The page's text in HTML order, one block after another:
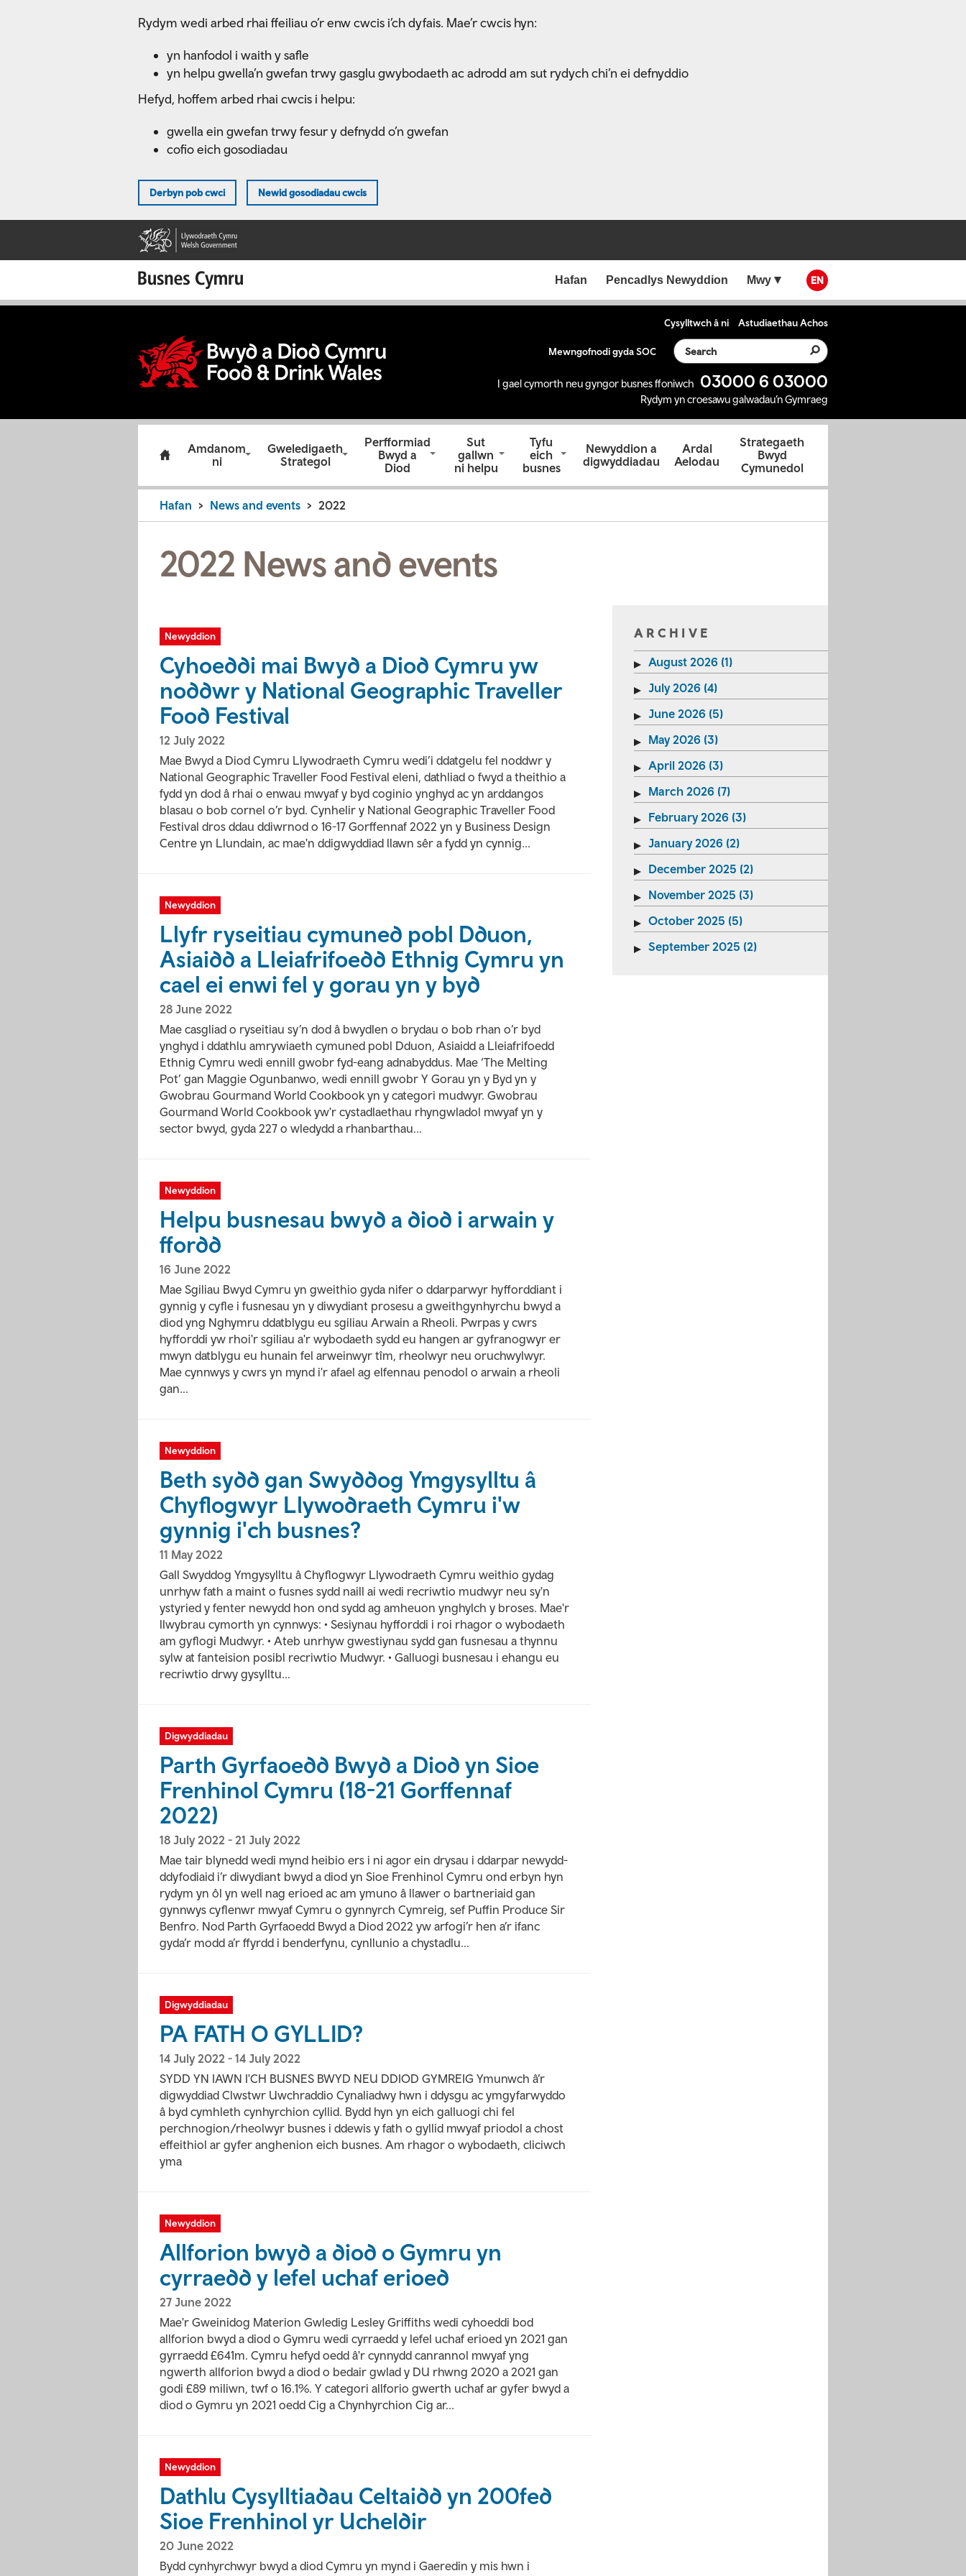
Rydym wedi arbed rhai ffeiliau o’r enw cwcis i’ch dyfais. Mae’r cwcis hyn:
yn hanfodol i waith y safle
yn helpu gwella’n gwefan trwy gasglu gwybodaeth ac adrodd am sut rydych chi’n ei defnyddio
Hefyd, hoffem arbed rhai cwcis i helpu:
gwella ein gwefan trwy fesur y defnydd o’n gwefan
cofio eich gosodiadau
Derbyn pob cwci Newid gosodiadau cwcis
EN
Hafan Pencadlys Newyddion Mwy
Cysylltwch â ni Astudiaethau Achos
Mewngofnodi gyda SOC
I gael cymorth neu gyngor busnes ffoniwch 03000 6 03000
Rydym yn croesawu galwadau’n Gymraeg
Amdanom
ni
Gweledigaeth
Strategol
Perfformiad
Bwyd a
Diod
Sut
gallwn
ni helpu
Tyfu
eich
busnes
Newyddion a
digwyddiadau
Ardal
Aelodau
Strategaeth
Bwyd
Cymunedol
Hafan News and events 2022
2022 News and events
Newyddion
Cyhoeddi mai Bwyd a Diod Cymru yw
noddwr y National Geographic Traveller
Food Festival
12 July 2022
Mae Bwyd a Diod Cymru Llywodraeth Cymru wedi’i ddatgelu fel noddwr y
National Geographic Traveller Food Festival eleni, dathliad o fwyd a theithio a
fydd yn dod â rhai o enwau mwyaf y byd coginio ynghyd ac yn arddangos
blasau o bob cornel o’r byd. Cynhelir y National Geographic Traveller Food
Festival dros ddau ddiwrnod o 16-17 Gorffennaf 2022 yn y Business Design
Centre yn Llundain, ac mae'n ddigwyddiad llawn sêr a fydd yn cynnig...
Newyddion
Llyfr ryseitiau cymuned pobl Dduon,
Asiaidd a Lleiafrifoedd Ethnig Cymru yn
cael ei enwi fel y gorau yn y byd
28 June 2022
Mae casgliad o ryseitiau sy’n dod â bwydlen o brydau o bob rhan o’r byd
ynghyd i ddathlu amrywiaeth cymuned pobl Dduon, Asiaidd a Lleiafrifoedd
Ethnig Cymru wedi ennill gwobr fyd-eang adnabyddus. Mae ‘The Melting
Pot’ gan Maggie Ogunbanwo, wedi ennill gwobr Y Gorau yn y Byd yn y
Gwobrau Gourmand World Cookbook yn y categori mudwyr. Gwobrau
Gourmand World Cookbook yw'r cystadlaethau rhyngwladol mwyaf yn y
sector bwyd, gyda 227 o wledydd a rhanbarthau...
Newyddion
Helpu busnesau bwyd a diod i arwain y
ffordd
16 June 2022
Mae Sgiliau Bwyd Cymru yn gweithio gyda nifer o ddarparwyr hyfforddiant i
gynnig y cyfle i fusnesau yn y diwydiant prosesu a gweithgynhyrchu bwyd a
diod yng Nghymru ddatblygu eu sgiliau Arwain a Rheoli. Pwrpas y cwrs
hyfforddi yw rhoi'r sgiliau a'r wybodaeth sydd eu hangen ar gyfranogwyr er
mwyn datblygu eu hunain fel arweinwyr tîm, rheolwyr neu oruchwylwyr.
Mae cynnwys y cwrs yn mynd i'r afael ag elfennau penodol o arwain a rheoli
gan...
Newyddion
Beth sydd gan Swyddog Ymgysylltu â
Chyflogwyr Llywodraeth Cymru i'w
gynnig i'ch busnes?
11 May 2022
Gall Swyddog Ymgysylltu â Chyflogwyr Llywodraeth Cymru weithio gydag
unrhyw fath a maint o fusnes sydd naill ai wedi recriwtio mudwyr neu sy'n
ystyried y fenter newydd hon ond sydd ag amheuon ynghylch y broses. Mae'r
llwybrau cymorth yn cynnwys: • Sesiynau hyfforddi i roi rhagor o wybodaeth
am gyflogi Mudwyr. • Ateb unrhyw gwestiynau sydd gan fusnesau a thynnu
sylw at fanteision posibl recriwtio Mudwyr. • Galluogi busnesau i ehangu eu
recriwtio drwy gysylltu...
Digwyddiadau
Parth Gyrfaoedd Bwyd a Diod yn Sioe
Frenhinol Cymru (18-21 Gorffennaf
2022)
18 July 2022 - 21 July 2022
Mae tair blynedd wedi mynd heibio ers i ni agor ein drysau i ddarpar newydd-
ddyfodiaid i’r diwydiant bwyd a diod yn Sioe Frenhinol Cymru ond erbyn hyn
rydym yn ôl yn well nag erioed ac am ymuno â llawer o bartneriaid gan
gynnwys cyflenwr mwyaf Cymru o gynnyrch Cymreig, sef Puffin Produce Sir
Benfro. Nod Parth Gyrfaoedd Bwyd a Diod 2022 yw arfogi’r hen a’r ifanc
gyda’r modd a’r ffyrdd i benderfynu, cynllunio a chystadlu...
Digwyddiadau
PA FATH O GYLLID?
14 July 2022 - 14 July 2022
SYDD YN IAWN I'CH BUSNES BWYD NEU DDIOD GYMREIG Ymunwch â’r
digwyddiad Clwstwr Uwchraddio Cynaliadwy hwn i ddysgu ac ymgyfarwyddo
â byd cymhleth cynhyrchion cyllid. Bydd hyn yn eich galluogi chi fel
perchnogion/rheolwyr busnes i ddewis y fath o gyllid mwyaf priodol a chost
effeithiol ar gyfer anghenion eich busnes. Am rhagor o wybodaeth, cliciwch
yma
Newyddion
Allforion bwyd a diod o Gymru yn
cyrraedd y lefel uchaf erioed
27 June 2022
Mae'r Gweinidog Materion Gwledig Lesley Griffiths wedi cyhoeddi bod
allforion bwyd a diod o Gymru wedi cyrraedd y lefel uchaf erioed yn 2021 gan
gyrraedd £641m. Cymru hefyd oedd â'r cynnydd canrannol mwyaf yng
ngwerth allforion bwyd a diod o bedair gwlad y DU rhwng 2020 a 2021 gan
godi £89 miliwn, twf o 16.1%. Y categori allforio gwerth uchaf ar gyfer bwyd a
diod o Gymru yn 2021 oedd Cig a Chynhyrchion Cig ar...
Newyddion
Dathlu Cysylltiadau Celtaidd yn 200fed
Sioe Frenhinol yr Ucheldir
20 June 2022
Bydd cynhyrchwyr bwyd a diod Cymru yn mynd i Gaeredin y mis hwn i
ARCHIVE
August 2026 (1)
July 2026 (4)
June 2026 (5)
May 2026 (3)
April 2026 (3)
March 2026 (7)
February 2026 (3)
January 2026 (2)
December 2025 (2)
November 2025 (3)
October 2025 (5)
September 2025 (2)